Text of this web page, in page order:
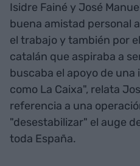
Isidre Fainé y José
buena amistad personal
el trabajo y también por
catalán que aspiraba a
buscaba el apoyo de
como La Caixa", relata
referencia a una
"desestabilizar" el auge
toda España.